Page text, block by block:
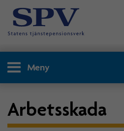
Meny
Arbetsskada